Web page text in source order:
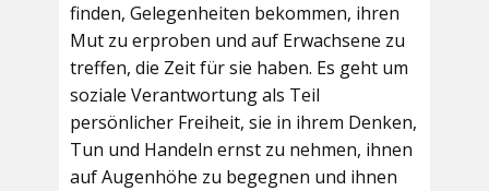
finden, Gelegenheiten bekommen, ihren
Mut zu erproben und auf Erwachsene zu
treffen, die Zeit für sie haben. Es geht um
soziale Verantwortung als Teil
persönlicher Freiheit, sie in ihrem Denken,
Tun und Handeln ernst zu nehmen, ihnen
auf Augenhöhe zu begegnen und ihnen